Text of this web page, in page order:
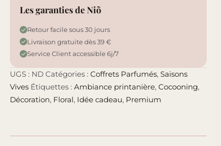
Les garanties de Niõ
Retour facile sous 30 jours
Livraison gratuite dès 39 €
Service Client accessible 6j/7
UGS : ND Catégories : Coffrets Parfumés, Saisons
Vives Étiquettes : Ambiance printanière, Cocooning,
Décoration, Floral, Idée cadeau, Premium